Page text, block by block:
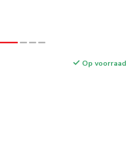
Op voorraad